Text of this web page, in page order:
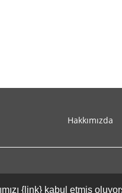
{link} kabul etmiş
Hakkımızda